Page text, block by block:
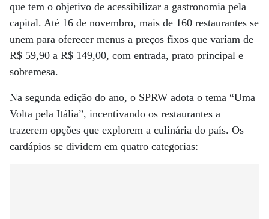
que tem o objetivo de acessibilizar a gastronomia pela
capital. Até 16 de novembro, mais de 160 restaurantes se
unem para oferecer menus a preços fixos que variam de
R$ 59,90 a R$ 149,00, com entrada, prato principal e
sobremesa.
Na segunda edição do ano, o SPRW adota o tema “Uma
Volta pela Itália”, incentivando os restaurantes a
trazerem opções que explorem a culinária do país. Os
cardápios se dividem em quatro categorias: